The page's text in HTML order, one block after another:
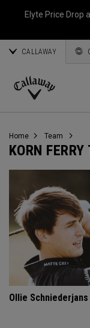
Elyte Price Drop
CALLAWAY
Callaway
Home Team
KORN FERRY
Ollie Schniederjans